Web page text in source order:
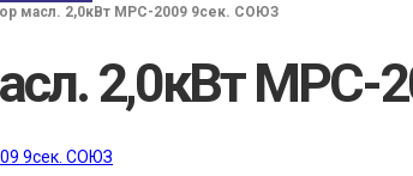
масл. 2,0кВт MPC-2009 9сек. СОЮЗ
2,0кВт